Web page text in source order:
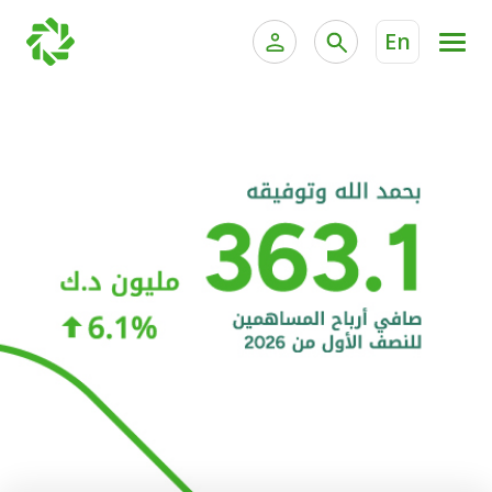
En
الخدمات المصرفية الإلكترونية للشركات
خدمة "بيتك" للتداول الإلكتروني
الحسابات المصرفية
البطاقات
"برامج العملاء"